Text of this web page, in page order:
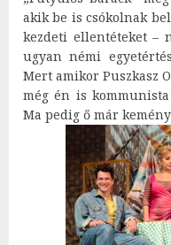
akik be is csókolnak
kezdeti ellentéteket –
ugyan némi
Mert amikor Puszkasz
még én is
Ma pedig ő már